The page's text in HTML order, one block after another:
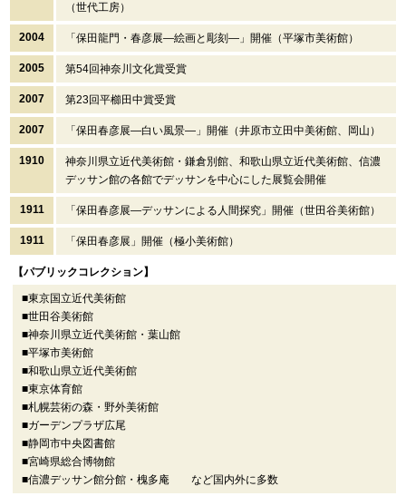
（世代工房）
2004 「保田龍門・春彦展―絵画と彫刻―」開催（平塚市美術館）
2005 第54回神奈川文化賞受賞
2007 第23回平櫛田中賞受賞
2007 「保田春彦展―白い風景―」開催（井原市立田中美術館、岡山）
1910
神奈川県立近代美術館・鎌倉別館、和歌山県立近代美術館、信濃
デッサン館の各館でデッサンを中心にした展覧会開催
1911 「保田春彦展―デッサンによる人間探究」開催（世田谷美術館）
1911 「保田春彦展」開催（極小美術館）
【パブリックコレクション】
■東京国立近代美術館
■世田谷美術館
■神奈川県立近代美術館・葉山館
■平塚市美術館
■和歌山県立近代美術館
■東京体育館
■札幌芸術の森・野外美術館
■ガーデンプラザ広尾
■静岡市中央図書館
■宮崎県総合博物館
■信濃デッサン館分館・槐多庵 など国内外に多数